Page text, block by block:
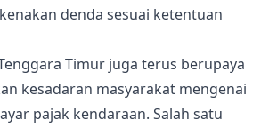
denda sesuai ketentuan
Timur juga terus berupaya
kesadaran masyarakat mengenai
pajak kendaraan. Salah satu